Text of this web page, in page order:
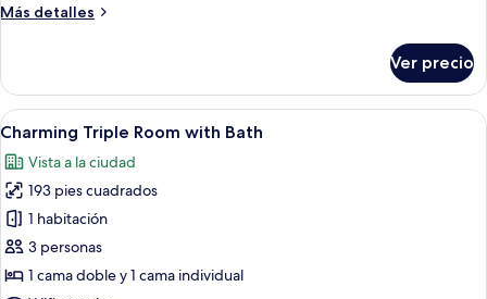
Más detalles
Más
cuádruple
familiar
Ver precio
Abrir
todas
las
fotos
de
Charming
Triple
Un dormitorio con techo inclinado,
5
Charming Triple Room with Bath
Vista a la ciudad
193 pies cuadrados
1 habitación
3 personas
1 cama doble y 1 cama individual